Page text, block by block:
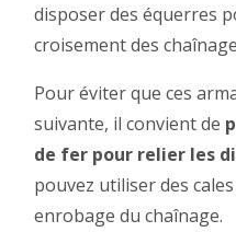
disposer des équerres
croisement des
Pour éviter que ces
suivante, il convient de
de fer pour relier les
pouvez utiliser des
enrobage du chaînage.